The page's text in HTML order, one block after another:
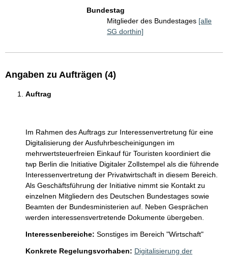
Bundestag
Mitglieder des Bundestages [alle
SG dorthin]
Angaben zu Aufträgen (4)
Auftrag
Im Rahmen des Auftrags zur Interessenvertretung für eine
Digitalisierung der Ausfuhrbescheinigungen im
mehrwertsteuerfreien Einkauf für Touristen koordiniert die
twp Berlin die Initiative Digitaler Zollstempel als die führende
Interessenvertretung der Privatwirtschaft in diesem Bereich.
Als Geschäftsführung der Initiative nimmt sie Kontakt zu
einzelnen Mitgliedern des Deutschen Bundestages sowie
Beamten der Bundesministerien auf. Neben Gesprächen
werden interessensvertretende Dokumente übergeben.
Interessenbereiche: Sonstiges im Bereich "Wirtschaft"
Konkrete Regelungsvorhaben: Digitalisierung der